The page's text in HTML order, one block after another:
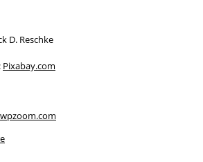
D. Reschke
Pixabay.com